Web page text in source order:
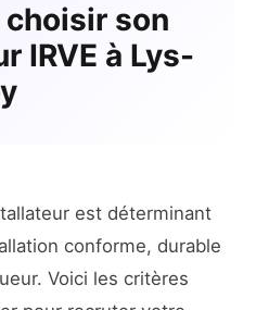
son
IRVE à Lys-
est déterminant
conforme, durable
Voici les critères